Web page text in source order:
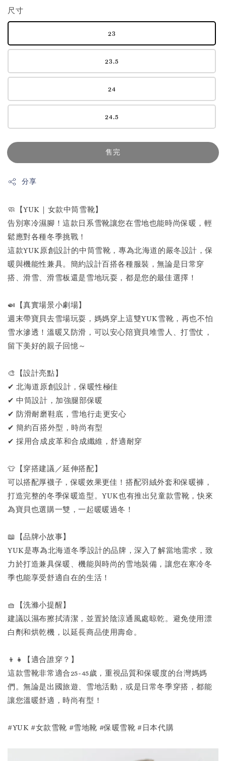
尺寸
23
23.5
24
24.5
售完
分享
🧼【YUK｜女款中筒雪靴】
告別寒冷濕腳！這款日系雪靴讓您在雪地也能時尚保暖，輕
鬆應對各種冬季挑戰！
這款YUK原創設計的中筒雪靴，專為北海道的嚴冬設計，保
暖與機能性兼具。簡約設計百搭各種服裝，無論是日常穿
搭、滑雪、滑雪板還是雪地玩耍，都是您的最佳選擇！
🍛【真實場景小劇場】
週末帶寶貝去雪場玩耍，媽媽穿上這雙YUK雪靴，再也不怕
雪水滲透！溫暖又防滑，可以安心陪寶貝堆雪人、打雪仗，
留下美好的親子回憶～
🎨【設計亮點】
✔ 北海道原創設計，保暖性極佳
✔ 中筒設計，加強腿部保暖
✔ 防滑耐磨鞋底，雪地行走更安心
✔ 簡約百搭外型，時尚有型
✔ 採用合成皮革和合成纖維，舒適耐穿
👕【穿搭建議／延伸搭配】
可以搭配厚襪子，保暖效果更佳！搭配羽絨外套和保暖褲，
打造完整的冬季保暖造型。YUK也有推出兒童款雪靴，快來
為寶貝也選購一雙，一起暖暖過冬！
📖【品牌小故事】
YUK是專為北海道冬季設計的品牌，深入了解當地需求，致
力於打造兼具保暖、機能與時尚的雪地裝備，讓您在寒冷冬
季也能享受舒適自在的生活！
🧺【洗滌小提醒】
建議以濕布擦拭清潔，並置於陰涼通風處晾乾。避免使用漂
白劑和烘乾機，以延長商品使用壽命。
👦👧【適合誰穿？】
這款雪靴非常適合25-45歲，重視品質和保暖度的台灣媽媽
們。無論是出國旅遊、雪地活動，或是日常冬季穿搭，都能
讓您溫暖舒適，時尚有型！
#YUK #女款雪靴 #雪地靴 #保暖雪靴 #日本代購